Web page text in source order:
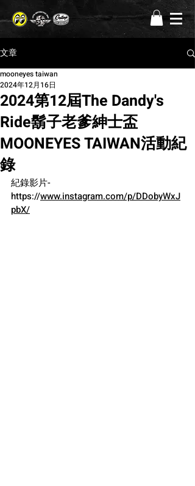
文章
2024第12屆The Dandy's
Ride鬍子老爹紳士盃
MOONEYES TAIWAN活動紀
錄
mooneyes taiwan
2024年12月16日
紀錄影片-
https://www.instagram.com/p/DDobyWxJ
pbX/